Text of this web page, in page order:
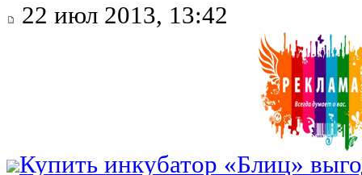
22 июл 2013, 13:42
Купить инкубатор «Блиц»